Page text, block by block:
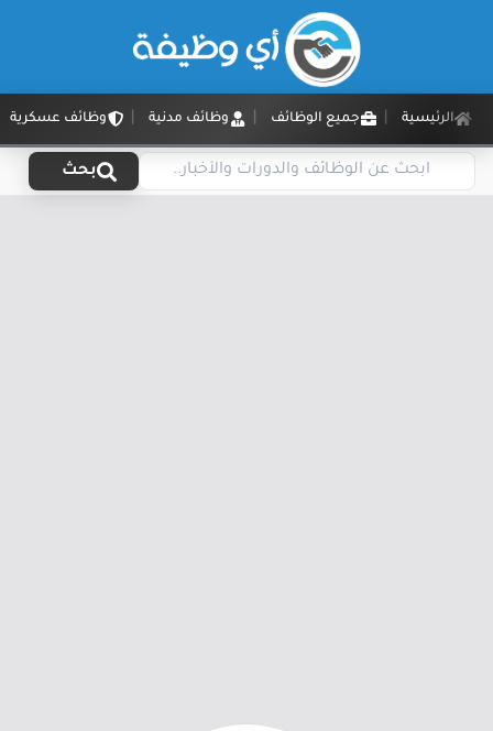
الرئيسية جميع الوظائف وظائف مدنية وظائف عسكرية
بحث